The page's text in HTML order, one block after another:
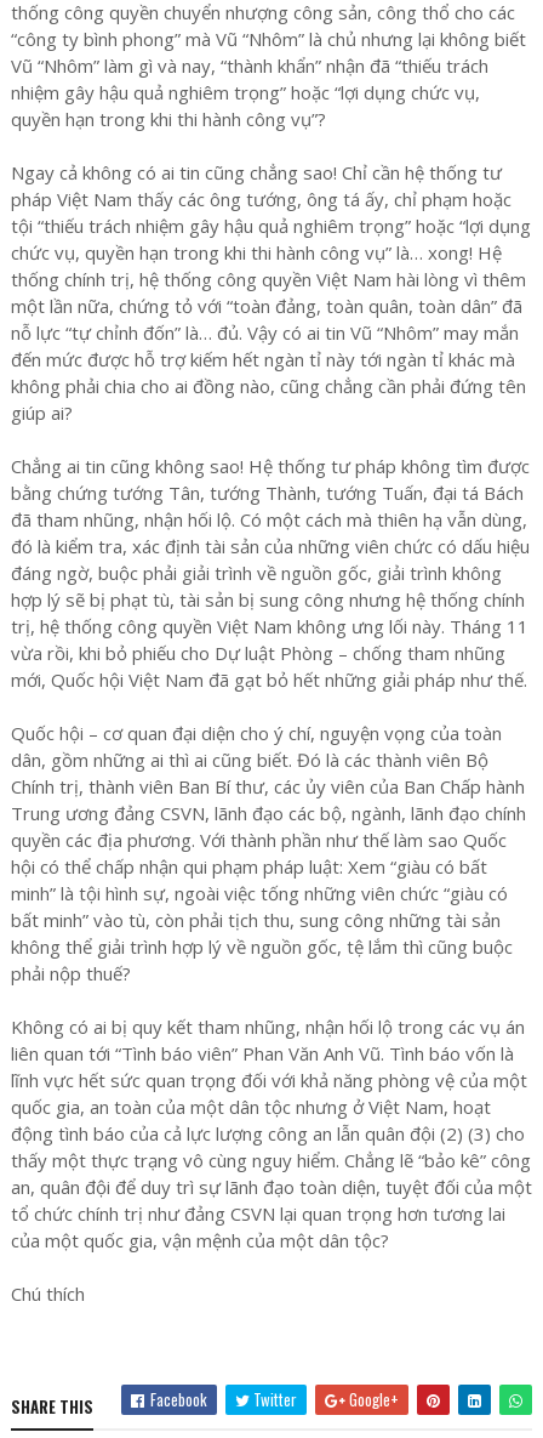
thống công quyền chuyển nhượng công sản, công thổ cho các
“công ty bình phong” mà Vũ “Nhôm” là chủ nhưng lại không biết
Vũ “Nhôm” làm gì và nay, “thành khẩn” nhận đã “thiếu trách
nhiệm gây hậu quả nghiêm trọng” hoặc “lợi dụng chức vụ,
quyền hạn trong khi thi hành công vụ”?
Ngay cả không có ai tin cũng chẳng sao! Chỉ cần hệ thống tư
pháp Việt Nam thấy các ông tướng, ông tá ấy, chỉ phạm hoặc
tội “thiếu trách nhiệm gây hậu quả nghiêm trọng” hoặc “lợi dụng
chức vụ, quyền hạn trong khi thi hành công vụ” là… xong! Hệ
thống chính trị, hệ thống công quyền Việt Nam hài lòng vì thêm
một lần nữa, chứng tỏ với “toàn đảng, toàn quân, toàn dân” đã
nỗ lực “tự chỉnh đốn” là… đủ. Vậy có ai tin Vũ “Nhôm” may mắn
đến mức được hỗ trợ kiếm hết ngàn tỉ này tới ngàn tỉ khác mà
không phải chia cho ai đồng nào, cũng chẳng cần phải đứng tên
giúp ai?
Chẳng ai tin cũng không sao! Hệ thống tư pháp không tìm được
bằng chứng tướng Tân, tướng Thành, tướng Tuấn, đại tá Bách
đã tham nhũng, nhận hối lộ. Có một cách mà thiên hạ vẫn dùng,
đó là kiểm tra, xác định tài sản của những viên chức có dấu hiệu
đáng ngờ, buộc phải giải trình về nguồn gốc, giải trình không
hợp lý sẽ bị phạt tù, tài sản bị sung công nhưng hệ thống chính
trị, hệ thống công quyền Việt Nam không ưng lối này. Tháng 11
vừa rồi, khi bỏ phiếu cho Dự luật Phòng – chống tham nhũng
mới, Quốc hội Việt Nam đã gạt bỏ hết những giải pháp như thế.
Quốc hội – cơ quan đại diện cho ý chí, nguyện vọng của toàn
dân, gồm những ai thì ai cũng biết. Đó là các thành viên Bộ
Chính trị, thành viên Ban Bí thư, các ủy viên của Ban Chấp hành
Trung ương đảng CSVN, lãnh đạo các bộ, ngành, lãnh đạo chính
quyền các địa phương. Với thành phần như thế làm sao Quốc
hội có thể chấp nhận qui phạm pháp luật: Xem “giàu có bất
minh” là tội hình sự, ngoài việc tống những viên chức “giàu có
bất minh” vào tù, còn phải tịch thu, sung công những tài sản
không thể giải trình hợp lý về nguồn gốc, tệ lắm thì cũng buộc
phải nộp thuế?
Không có ai bị quy kết tham nhũng, nhận hối lộ trong các vụ án
liên quan tới “Tình báo viên” Phan Văn Anh Vũ. Tình báo vốn là
lĩnh vực hết sức quan trọng đối với khả năng phòng vệ của một
quốc gia, an toàn của một dân tộc nhưng ở Việt Nam, hoạt
động tình báo của cả lực lượng công an lẫn quân đội (2) (3) cho
thấy một thực trạng vô cùng nguy hiểm. Chẳng lẽ “bảo kê” công
an, quân đội để duy trì sự lãnh đạo toàn diện, tuyệt đối của một
tổ chức chính trị như đảng CSVN lại quan trọng hơn tương lai
của một quốc gia, vận mệnh của một dân tộc?
Chú thích
SHARE THIS Facebook Twitter Google+